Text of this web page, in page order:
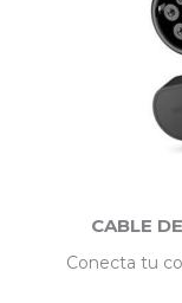
CABLE
Conecta tu